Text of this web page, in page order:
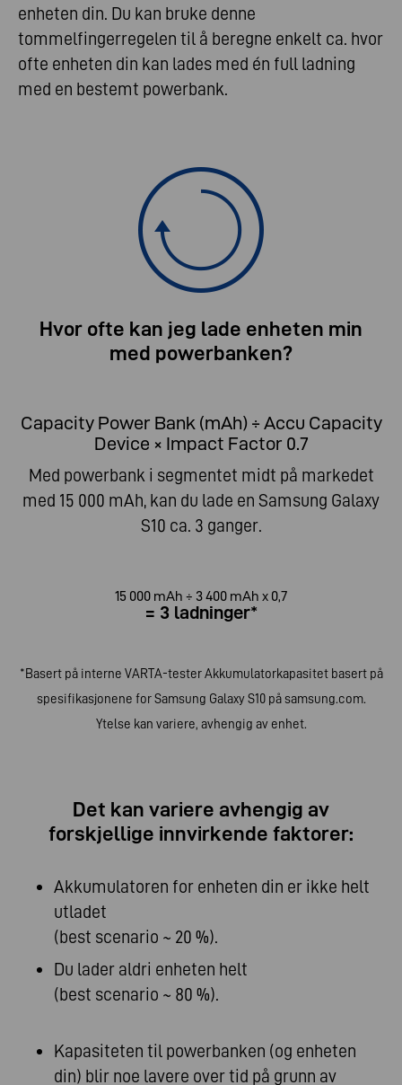
enheten din. Du kan bruke denne
tommelfingerregelen til å beregne enkelt ca. hvor
ofte enheten din kan lades med én full ladning
med en bestemt powerbank.
Hvor ofte kan jeg lade enheten min
med powerbanken?
Capacity Power Bank (mAh) ÷ Accu Capacity
Device × Impact Factor 0.7
Med powerbank i segmentet midt på markedet
med 15 000 mAh, kan du lade en Samsung Galaxy
S10 ca. 3 ganger.
15 000 mAh ÷ 3 400 mAh x 0,7
= 3 ladninger*
*Basert på interne VARTA-tester Akkumulatorkapasitet basert på
spesifikasjonene for Samsung Galaxy S10 på samsung.com.
Ytelse kan variere, avhengig av enhet.
Det kan variere avhengig av
forskjellige innvirkende faktorer:
Akkumulatoren for enheten din er ikke helt
utladet
(best scenario ~ 20 %).
Du lader aldri enheten helt
(best scenario ~ 80 %).
Kapasiteten til powerbanken (og enheten
din) blir noe lavere over tid på grunn av